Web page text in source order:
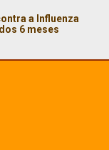
a Influenza
6 meses